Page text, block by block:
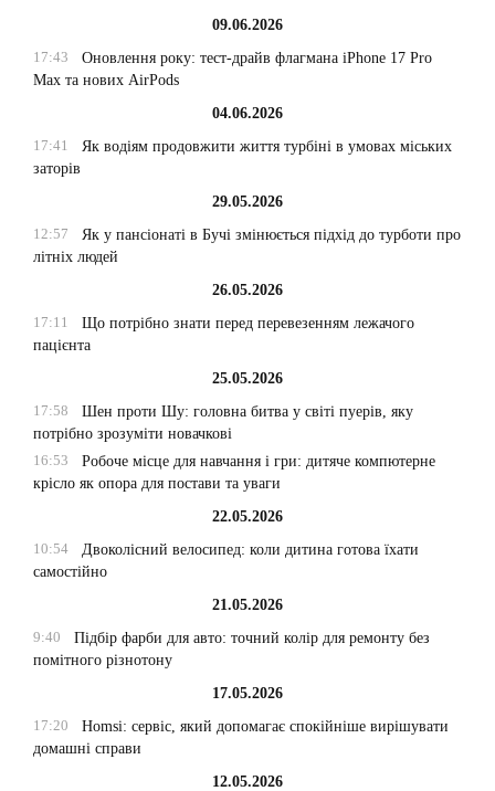
09.06.2026
17:43
Оновлення року: тест-драйв флагмана iPhone 17 Pro
Max та нових AirPods
04.06.2026
17:41
Як водіям продовжити життя турбіні в умовах міських
заторів
29.05.2026
12:57
Як у пансіонаті в Бучі змінюється підхід до турботи про
літніх людей
26.05.2026
17:11
Що потрібно знати перед перевезенням лежачого
пацієнта
25.05.2026
17:58
Шен проти Шу: головна битва у світі пуерів, яку
потрібно зрозуміти новачкові
16:53
Робоче місце для навчання і гри: дитяче компютерне
крісло як опора для постави та уваги
22.05.2026
10:54
Двоколісний велосипед: коли дитина готова їхати
самостійно
21.05.2026
9:40
Підбір фарби для авто: точний колір для ремонту без
помітного різнотону
17.05.2026
17:20
Homsi: сервіс, який допомагає спокійніше вирішувати
домашні справи
12.05.2026